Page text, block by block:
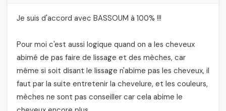
Je suis d'accord avec BASSOUM à 100% !!!
Pour moi c'est aussi logique quand on a les cheveux
abimé de pas faire de lissage et des mèches, car
même si soit disant le lissage n'abime pas les cheveux, il
faut par la suite entretenir la chevelure, et les couleurs,
mèches ne sont pas conseiller car cela abime le